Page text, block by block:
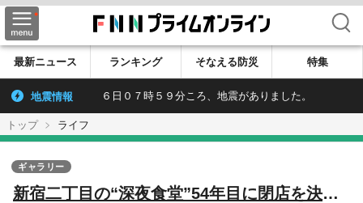
検索
最新ニュース ランキング そなえる防災 特集
地震情報 ６日０７時５９分ころ、地震がありました。
トップ ライフ
新宿二丁目の“深夜食堂”54年目に閉店を決意
ギャラリー